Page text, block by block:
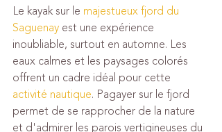
Le kayak sur le majestueux fjord du
Saguenay est une expérience
inoubliable, surtout en automne. Les
eaux calmes et les paysages colorés
offrent un cadre idéal pour cette
activité nautique. Pagayer sur le fjord
permet de se rapprocher de la nature
et d'admirer les parois vertigineuses du